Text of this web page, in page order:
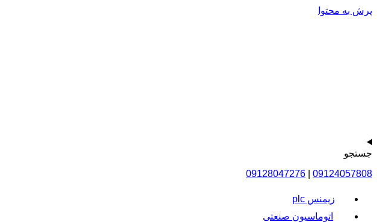
پرش به محتوا
جستجو
09124057808
09128047276
زیمنس plc
اتوماسیون صنعتی